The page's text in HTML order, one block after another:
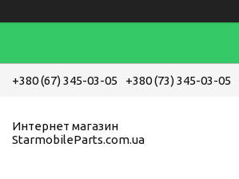
+380 (67) 345-03-05 +380 (73) 345-03-05
Интернет магазин
StarmobileParts.com.ua